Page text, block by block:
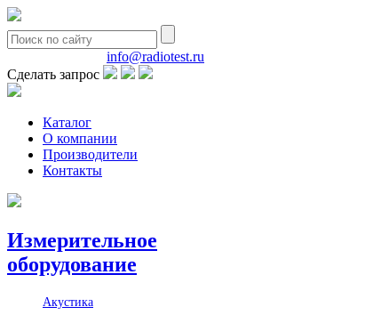
info@radiotest.ru
Сделать запрос
Каталог
О компании
Производители
Контакты
Измерительное
оборудование
Акустика